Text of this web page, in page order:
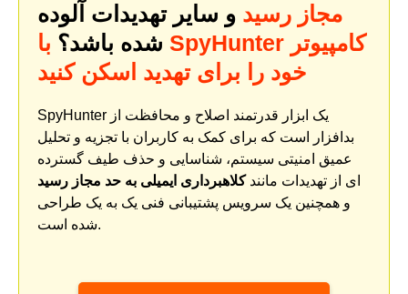
مجاز رسید و سایر تهدیدات آلوده
شده باشد؟ با SpyHunter کامپیوتر
خود را برای تهدید اسکن کنید
SpyHunter یک ابزار قدرتمند اصلاح و محافظت از
بدافزار است که برای کمک به کاربران با تجزیه و تحلیل
عمیق امنیتی سیستم، شناسایی و حذف طیف گسترده
ای از تهدیدات مانندکلاهبرداری ایمیلی به حد مجاز رسید
و همچنین یک سرویس پشتیبانی فنی یک به یک طراحی
شده است.